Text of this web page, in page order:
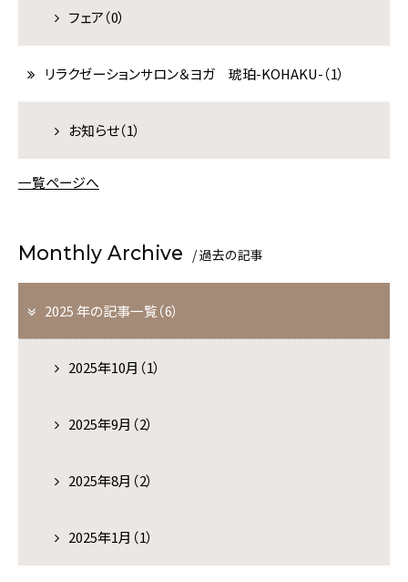
空室カレンダー
予約の変更
0995-77-2201
フェア（0）
リラクゼーションサロン＆ヨガ 琥珀-KOHAKU-（1）
お知らせ（1）
一覧ページへ
Monthly Archive / 過去の記事
2025 年の記事一覧（6）
2025年10月（1）
2025年9月（2）
2025年8月（2）
2025年1月（1）